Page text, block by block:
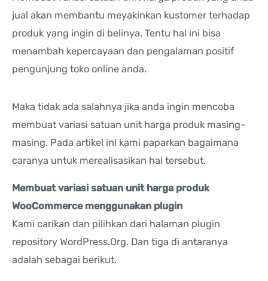
jual akan membantu meyakinkan kustomer terhadap
produk yang ingin di belinya. Tentu hal ini bisa
menambah kepercayaan dan pengalaman positif
pengunjung toko online anda.
Maka tidak ada salahnya jika anda ingin mencoba
membuat variasi satuan unit harga produk masing-
masing. Pada artikel ini kami paparkan bagaimana
caranya untuk merealisasikan hal tersebut.
Membuat variasi satuan unit harga produk
WooCommerce menggunakan plugin
Kami carikan dan pilihkan dari halaman plugin
repository WordPress.Org. Dan tiga di antaranya
adalah sebagai berikut.